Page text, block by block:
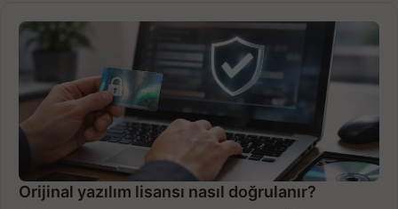
Orijinal yazılım lisansı nasıl doğrulanır?